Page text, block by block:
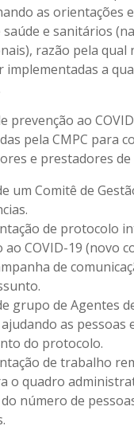
as orientações
e sanitários
razão pela qual
implementadas a
prevenção ao
pela CMPC para
e prestadores de
um Comitê de
de protocolo
ao COVID-19 (novo
de
grupo de Agentes
as pessoas
do protocolo.
de trabalho
o quadro
do número de